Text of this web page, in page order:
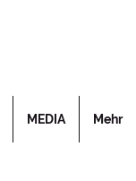
MEDIA Mehr